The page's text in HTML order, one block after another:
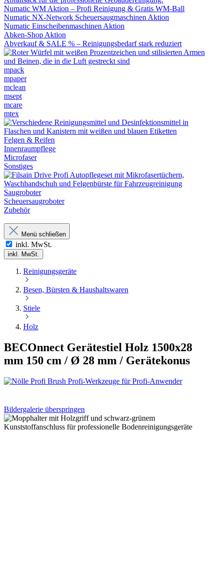
Numatic WM Aktion – Profi Reinigung & Gratis WM-Ball
Numatic NX-Network Scheuersaugmaschinen Aktion
Numatic Einscheibenmaschinen Aktion
Abken-Shop Aktion
Abverkauf & SALE % – Reinigungsbedarf stark reduziert
mpack
mpaper
mclean
msept
mcare
mtex
Felgen & Reifen
Innenraumpflege
Microfaser
Sonstiges
Saugroboter
Scheuersaugroboter
Zubehör
Menü schließen
inkl. MwSt.
inkl. MwSt.
Reinigungsgeräte
Besen, Bürsten & Haushaltswaren
Stiele
Holz
BECOnnect Gerätestiel Holz 1500x28
mm 150 cm / Ø 28 mm / Gerätekonus
Bildergalerie überspringen